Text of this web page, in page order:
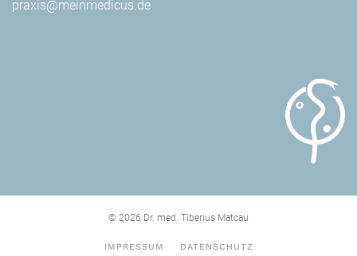
praxis@meinmedicus.de
© 2026 Dr. med. Tiberius Matcau
IMPRESSUM DATENSCHUTZ